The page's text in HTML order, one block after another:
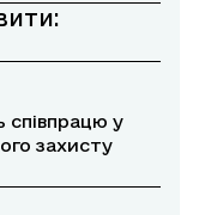
співпрацю у
захисту